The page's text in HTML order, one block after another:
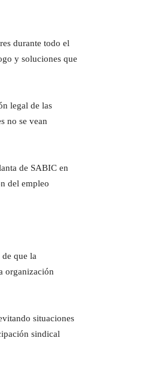
durante todo el
y soluciones que
legal de las
no se vean
de SABIC en
del empleo
que la
organización
situaciones
sindical